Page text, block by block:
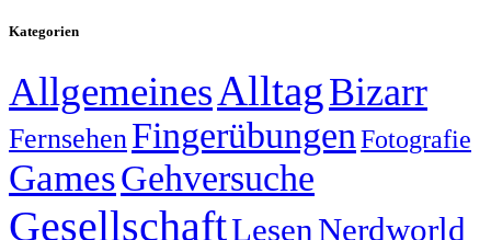
Kategorien
AllgemeinesAlltagBizarr
Fernsehen Fingerübungen Fotografie
GamesGehversuche
GesellschaftLesen Nerdworld